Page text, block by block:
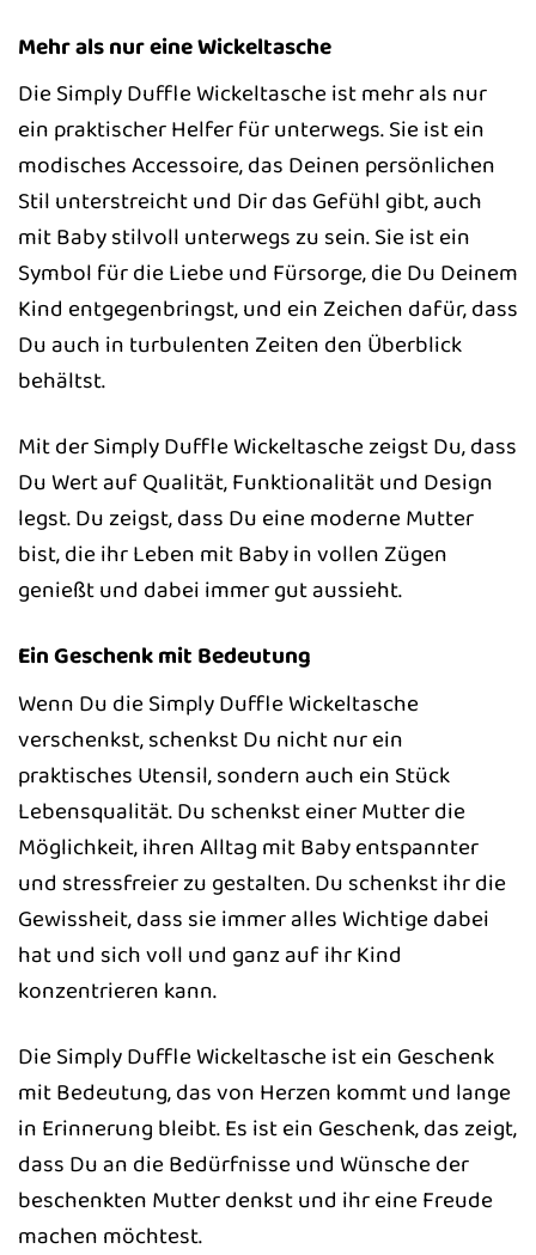
Mehr als nur eine Wickeltasche
Die Simply Duffle Wickeltasche ist mehr als nur
ein praktischer Helfer für unterwegs. Sie ist ein
modisches Accessoire, das Deinen persönlichen
Stil unterstreicht und Dir das Gefühl gibt, auch
mit Baby stilvoll unterwegs zu sein. Sie ist ein
Symbol für die Liebe und Fürsorge, die Du Deinem
Kind entgegenbringst, und ein Zeichen dafür, dass
Du auch in turbulenten Zeiten den Überblick
behältst.
Mit der Simply Duffle Wickeltasche zeigst Du, dass
Du Wert auf Qualität, Funktionalität und Design
legst. Du zeigst, dass Du eine moderne Mutter
bist, die ihr Leben mit Baby in vollen Zügen
genießt und dabei immer gut aussieht.
Ein Geschenk mit Bedeutung
Wenn Du die Simply Duffle Wickeltasche
verschenkst, schenkst Du nicht nur ein
praktisches Utensil, sondern auch ein Stück
Lebensqualität. Du schenkst einer Mutter die
Möglichkeit, ihren Alltag mit Baby entspannter
und stressfreier zu gestalten. Du schenkst ihr die
Gewissheit, dass sie immer alles Wichtige dabei
hat und sich voll und ganz auf ihr Kind
konzentrieren kann.
Die Simply Duffle Wickeltasche ist ein Geschenk
mit Bedeutung, das von Herzen kommt und lange
in Erinnerung bleibt. Es ist ein Geschenk, das zeigt,
dass Du an die Bedürfnisse und Wünsche der
beschenkten Mutter denkst und ihr eine Freude
machen möchtest.